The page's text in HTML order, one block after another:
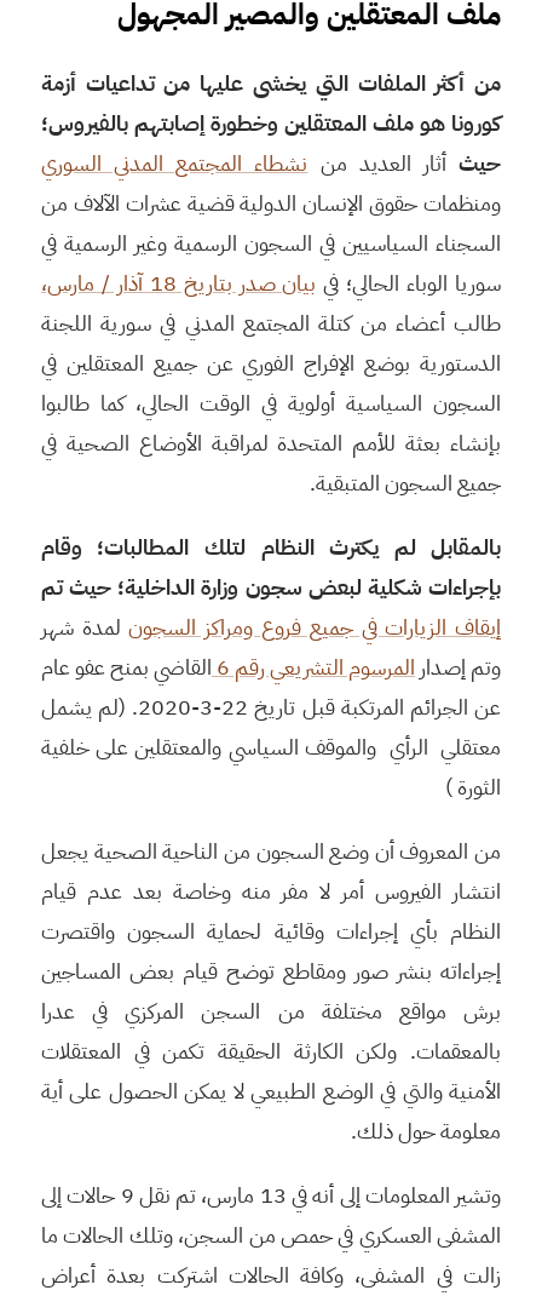
ملف المعتقلين والمصير المجهول
من أكثر الملفات التي يخشى عليها من تداعيات أزمة
كورونا هو ملف المعتقلين وخطورة إصابتهم بالفيروس؛
حيثأثار العديد من نشطاء المجتمع المدني السوري
ومنظمات حقوق الإنسان الدولية قضية عشرات الآلاف من
السجناء السياسيين في السجون الرسمية وغير الرسمية في
سوريا الوباء الحالي؛ في بيان صدر بتاريخ 18 آذار / مارس،
طالب أعضاء من كتلة المجتمع المدني في سورية اللجنة
الدستورية بوضع الإفراج الفوري عن جميع المعتقلين في
السجون السياسية أولوية في الوقت الحالي، كما طالبوا
بإنشاء بعثة للأمم المتحدة لمراقبة الأوضاع الصحية في
جميع السجون المتبقية.
بالمقابل لم يكترث النظام لتلك المطالبات؛ وقام
بإجراءات شكلية لبعض سجون وزارة الداخلية؛ حيث تم
إيقاف الزيارات في جميع فروع ومراكز السجونلمدة شهر
وتم إصدار المرسوم التشريعي رقم 6
القاضي بمنح عفو عام
عن الجرائم المرتكبة قبل تاريخ 22-3-2020. (لم يشمل
معتقلي الرأي والموقف السياسي والمعتقلين على خلفية
الثورة )
من المعروف أن وضع السجون من الناحية الصحية يجعل
انتشار الفيروس أمر لا مفر منه وخاصة بعد عدم قيام
النظام بأي إجراءات وقائية لحماية السجون واقتصرت
إجراءاته بنشر صور ومقاطع توضح قيام بعض المساجين
برش مواقع مختلفة من السجن المركزي في عدرا
بالمعقمات. ولكن الكارثة الحقيقة تكمن في المعتقلات
الأمنية والتي في الوضع الطبيعي لا يمكن الحصول على أية
معلومة حول ذلك.
وتشير المعلومات إلى أنه في 13 مارس، تم نقل 9 حالات إلى
المشفى العسكري في حمص من السجن، وتلك الحالات ما
زالت في المشفى، وكافة الحالات اشتركت بعدة أعراض